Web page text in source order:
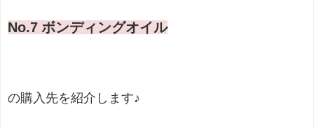
No.7 ボンディングオイル
の購入先を紹介します♪